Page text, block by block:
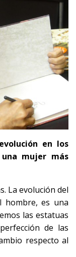
en los
mujer más
La evolución del
hombre, es una
las estatuas
de las
respecto al